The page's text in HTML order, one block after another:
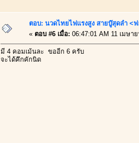
ตอบ: นวดไทยไฟแรงสูง สายบู๊สุดลำ <ฟ
« ตอบ #6 เมื่อ: 06:47:01 AM 11 เมษา
มี 4 คอมเม้นละ ขออีก 6 ครับ
จะได้คึกคักนิด